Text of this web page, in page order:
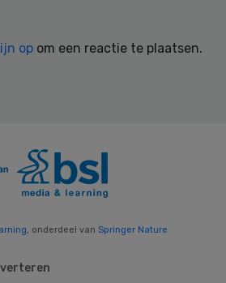
op om een reactie te plaatsen.
, onderdeel van Springer Nature